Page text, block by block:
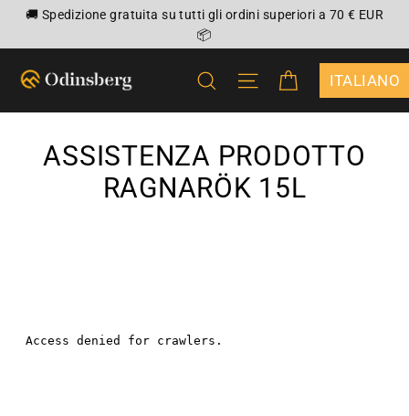
contenuti
🚚 Spedizione gratuita su tutti gli ordini superiori a 70 € EUR
📦
CERCA NAVIGAZIONE DEL
CARRELLO
ASSISTENZA PRODOTTO
RAGNARÖK 15L